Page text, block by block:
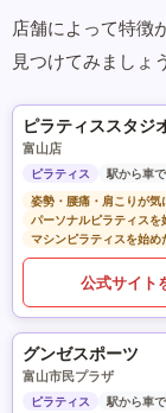
店舗によって特徴
見つけてみましょう
ピラティススタジ
富山店
ピラティス
駅から車
姿勢・腰痛・肩こりが気
パーソナルピラティスを
マシンピラティスを始め
公式サイト
グンゼスポーツ
富山市民プラザ
ピラティス
駅から車